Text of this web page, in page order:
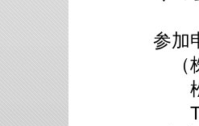
参加
（
松